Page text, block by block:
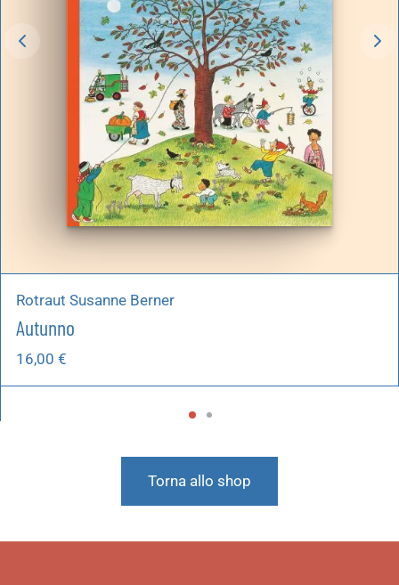
Rotraut Susanne Berner
Autunno
16,00 €
Torna allo shop